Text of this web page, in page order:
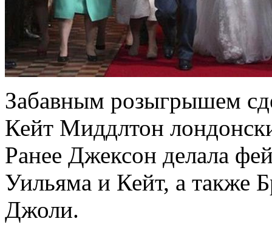
Забавным розыгрышем
Кейт Миддлтон
Ранее Джексон делала
Уильяма и Кейт, а также
Джоли.